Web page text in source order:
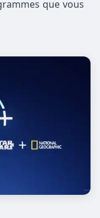
que vous